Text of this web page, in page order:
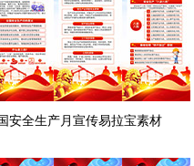
安全生产月宣传易拉宝素材